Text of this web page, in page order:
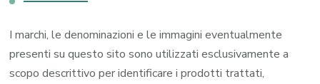
I marchi, le denominazioni e le immagini eventualmente
presenti su questo sito sono utilizzati esclusivamente a
scopo descrittivo per identificare i prodotti trattati,